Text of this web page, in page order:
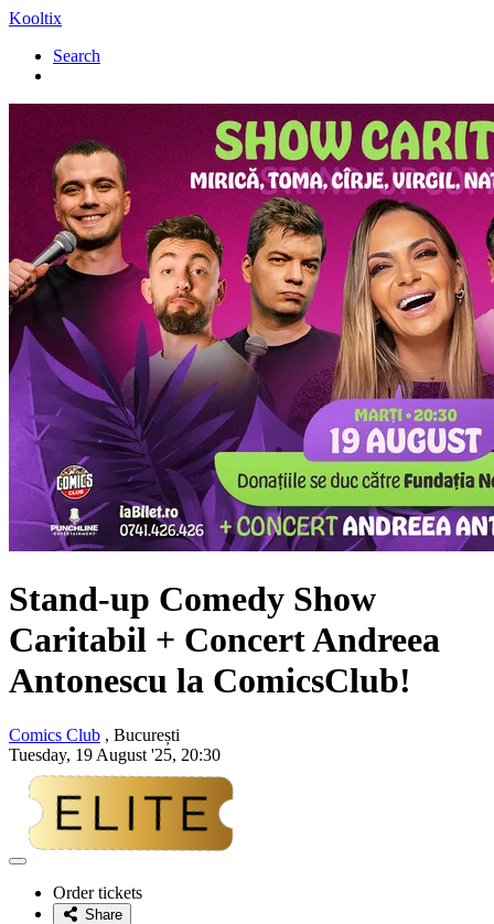
Kooltix
Search
Stand-up Comedy Show
Caritabil + ConcertAndreea
Antonescu la ComicsClub!
Comics Club , București
Tuesday, 19 August '25, 20:30
Adaugă
favoriteOrder tickets
Share